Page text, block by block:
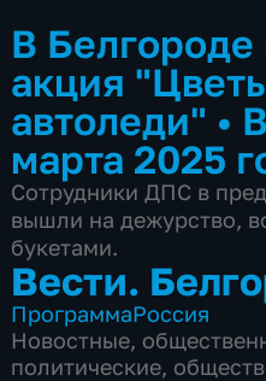
В Белгороде
акция
автоледи" •
марта 2025
Сотрудники ДПС в
вышли на дежурство,
букетами.
Вести.
ПрограммаРоссия
Новостные,
политические,